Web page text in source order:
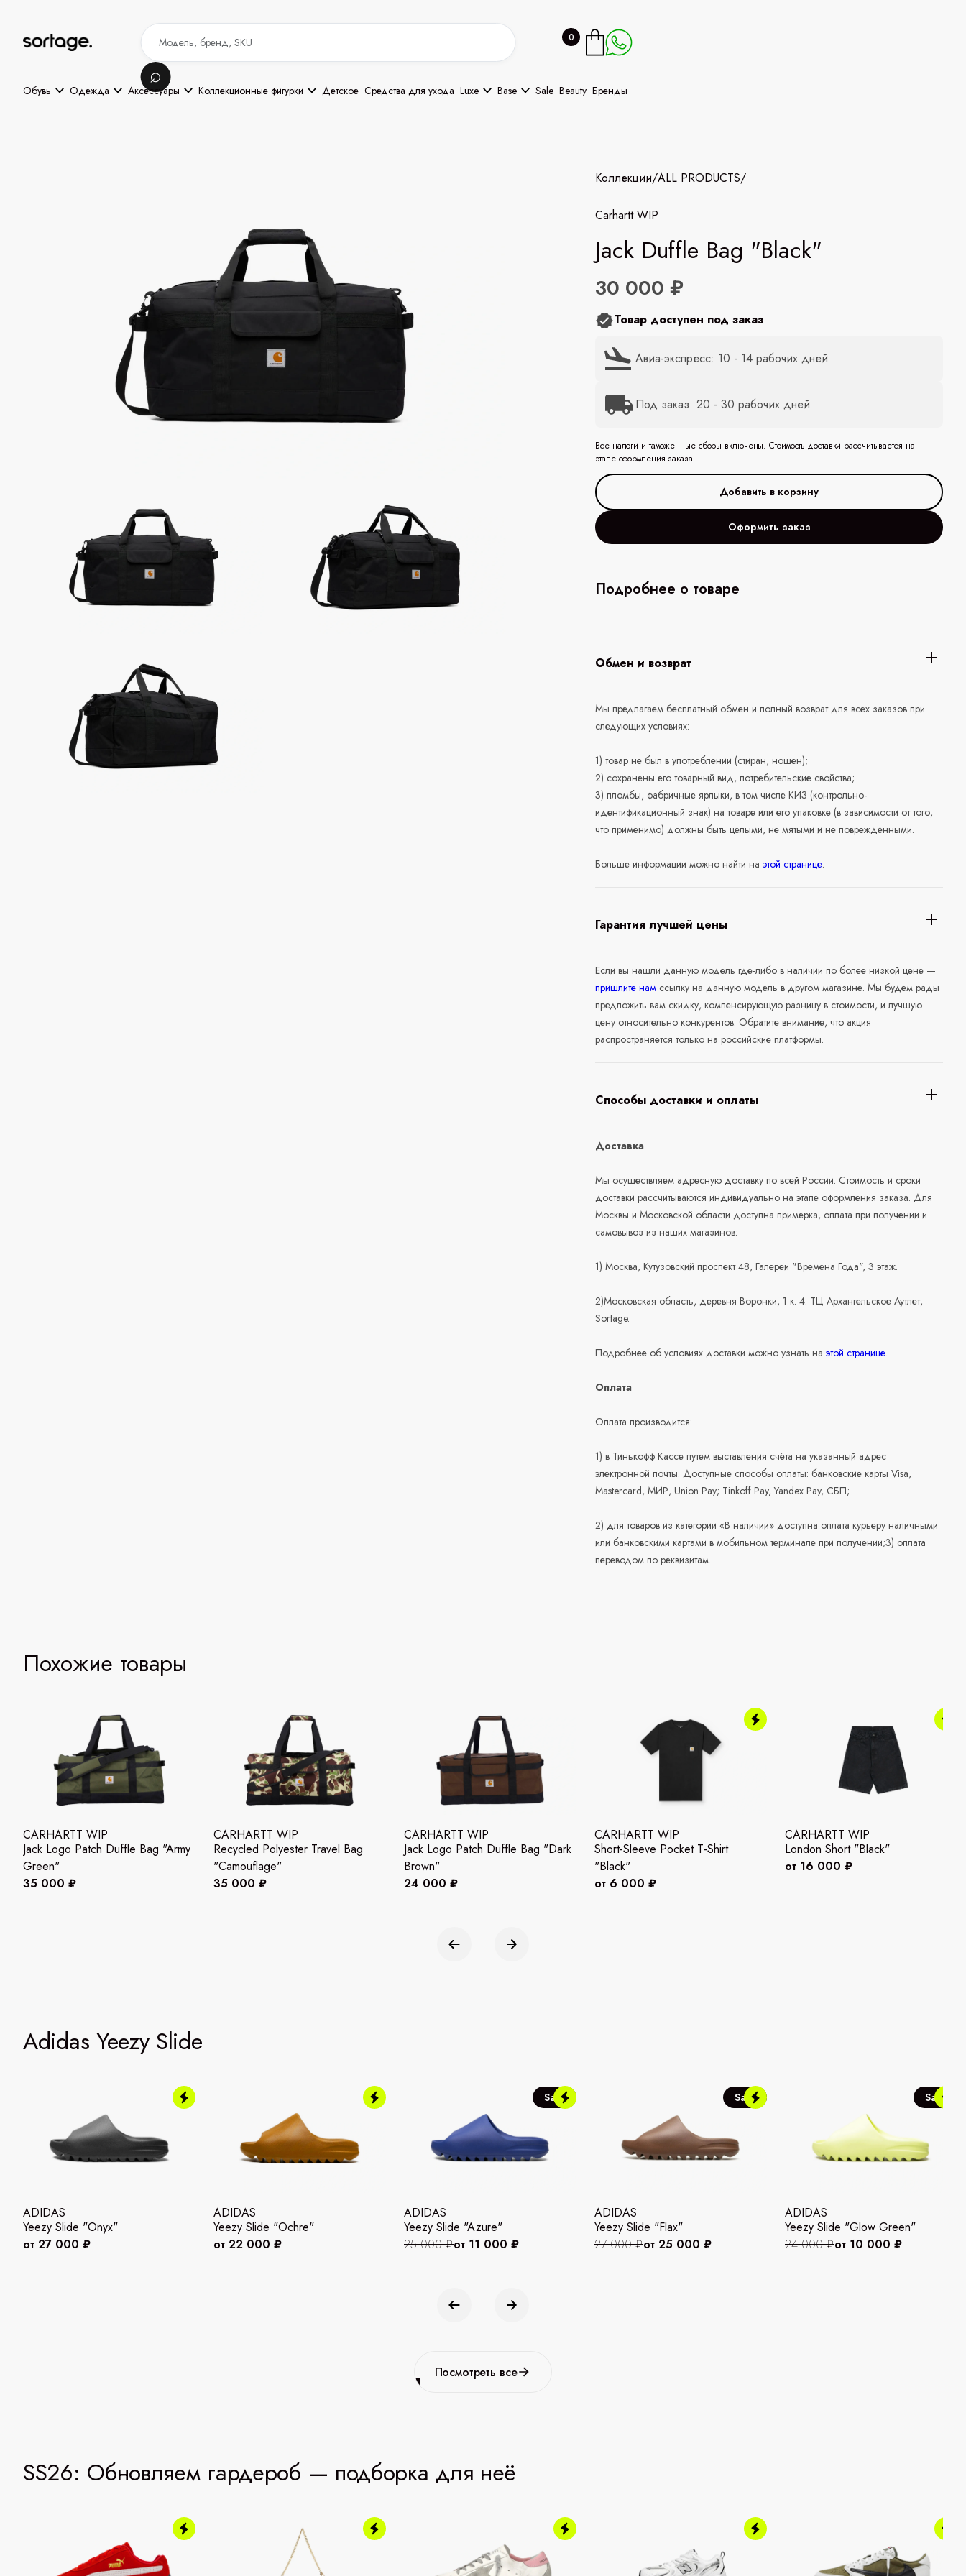
0
Обувь Одежда Аксессуары Коллекционные фигурки Детское Средства для ухода Luxe Base Sale Beauty Бренды
Коллекции/ALL PRODUCTS/
Carhartt WIP
Jack Duffle Bag "Black"
30 000 ₽
Товар доступен под заказ
Авиа-экспресс: 10 - 14 рабочих дней
Под заказ: 20 - 30 рабочих дней
Все налоги и таможенные сборы включены. Стоимость доставки рассчитывается на
этапе оформления заказа.
Оформить заказ
Подробнее о товаре
Обмен и возврат
Мы предлагаем бесплатный обмен и полный возврат для всех заказов при
следующих условиях:
1) товар не был в употреблении (стиран, ношен);
2) сохранены его товарный вид, потребительские свойства;
3) пломбы, фабричные ярлыки, в том числе КИЗ (контрольно-
идентификационный знак) на товаре или его упаковке (в зависимости от того,
что применимо) должны быть целыми, не мятыми и не повреждёнными.
Больше информации можно найти наэтой странице.
Гарантия лучшей цены
Если вы нашли данную модель где-либо в наличии по более низкой цене —
пришлите нам ссылку на данную модель в другом магазине. Мы будем рады
предложить вам скидку, компенсирующую разницу в стоимости, и лучшую
цену относительно конкурентов. Обратите внимание, что акция
распространяется только на российские платформы.
Способы доставки и оплаты
Доставка
Мы осуществляем адресную доставку по всей России. Стоимость и сроки
доставки рассчитываются индивидуально на этапе оформления заказа. Для
Москвы и Московской области доступна примерка, оплата при получении и
самовывоз из наших магазинов:
1) Москва, Кутузовский проспект 48, Галереи "Времена Года", 3 этаж.
2)Московская область, деревня Воронки, 1 к. 4. ТЦ Архангельское Аутлет,
Sortage.
Подробнее об условиях доставки можно узнать наэтой странице.
Оплата
Оплата производится:
1) в Тинькофф Кассе путем выставления счёта на указанный адрес
электронной почты. Доступные способы оплаты: банковские карты Visa,
Mastercard, МИР, Union Pay; Tinkoff Pay, Yandex Pay, СБП;
2) для товаров из категории «В наличии» доступна оплата курьеру наличными
или банковскими картами в мобильном терминале при получении;3) оплата
переводом по реквизитам.
Похожие товары
CARHARTT WIP
Jack Logo Patch Duffle Bag "Army
Green"
35 000 ₽
CARHARTT WIP
Recycled Polyester Travel Bag
"Camouflage"
35 000 ₽
CARHARTT WIP
Jack Logo Patch Duffle Bag "Dark
Brown"
24 000 ₽
CARHARTT WIP
Short-Sleeve Pocket T-Shirt
"Black"
от 6 000 ₽
CARHARTT WIP
London Short "Black"
от 16 000 ₽
Adidas Yeezy Slide
ADIDAS
Yeezy Slide "Onyx"
от 27 000 ₽
ADIDAS
Yeezy Slide "Ochre"
от 22 000 ₽
Sale
ADIDAS
Yeezy Slide "Azure"
25 000 ₽от 11 000 ₽
Sale
ADIDAS
Yeezy Slide "Flax"
27 000 ₽от 25 000 ₽
Sale
ADIDAS
Yeezy Slide "Glow Green"
24 000 ₽от 10 000 ₽
Посмотреть все
SS26: Обновляем гардероб — подборка для неё